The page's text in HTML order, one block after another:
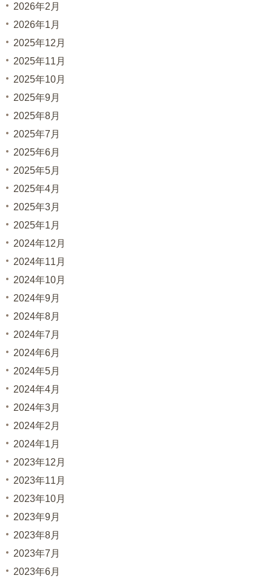
2026年2月
2026年1月
2025年12月
2025年11月
2025年10月
2025年9月
2025年8月
2025年7月
2025年6月
2025年5月
2025年4月
2025年3月
2025年1月
2024年12月
2024年11月
2024年10月
2024年9月
2024年8月
2024年7月
2024年6月
2024年5月
2024年4月
2024年3月
2024年2月
2024年1月
2023年12月
2023年11月
2023年10月
2023年9月
2023年8月
2023年7月
2023年6月